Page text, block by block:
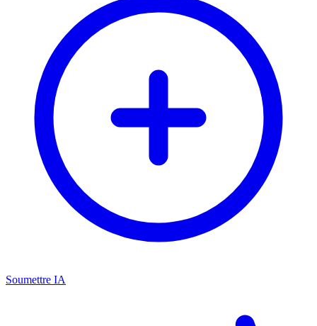
Soumettre IA